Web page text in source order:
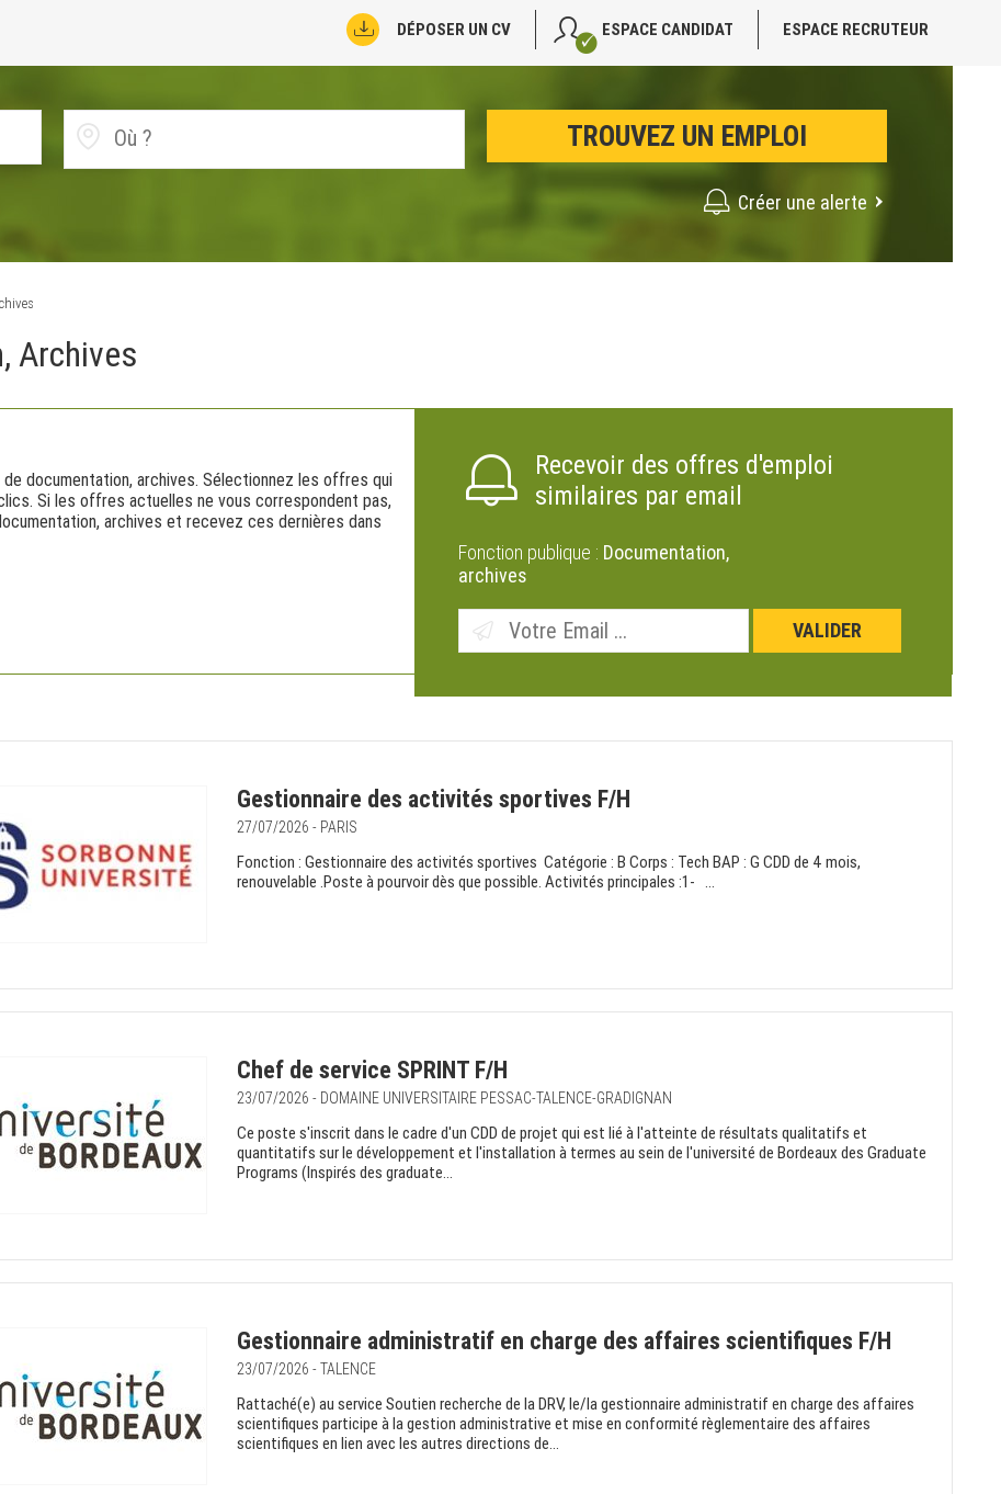
DÉPOSER UN CV ESPACE CANDIDAT ESPACE RECRUTEUR
Créer une alerte
Archives
documentation, archives. Sélectionnez les offres qui
Si les offres actuelles ne vous correspondent pas,
archives et recevez ces dernières dans
Recevoir des offres d'emploi
similaires par email
Fonction publique : Documentation,
archives
Gestionnaire des activités sportives F/H
27/07/2026 - PARIS
Fonction : Gestionnaire des activités sportives Catégorie : B Corps : Tech BAP : G CDD de 4 mois,
renouvelable .Poste à pourvoir dès que possible. Activités principales :1- ...
Chef de service SPRINT F/H
23/07/2026 - DOMAINE UNIVERSITAIRE PESSAC-TALENCE-GRADIGNAN
Ce poste s'inscrit dans le cadre d'un CDD de projet qui est lié à l'atteinte de résultats qualitatifs et
quantitatifs sur le développement et l'installation à termes au sein de l'université de Bordeaux des Graduate
Programs (Inspirés des graduate...
Gestionnaire administratif en charge des affaires scientifiques F/H
23/07/2026 - TALENCE
Rattaché(e) au service Soutien recherche de la DRV, le/la gestionnaire administratif en charge des affaires
scientifiques participe à la gestion administrative et mise en conformité règlementaire des affaires
scientifiques en lien avec les autres directions de...